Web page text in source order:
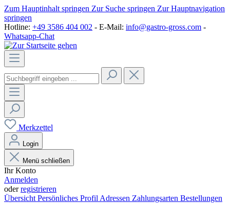
Zum Hauptinhalt springen Zur Suche springen Zur Hauptnavigation
springen
Hotline: +49 3586 404 002 - E-Mail: info@gastro-gross.com -
Whatsapp-Chat
Merkzettel
Login
Menü schließen
Ihr Konto
Anmelden
oderregistrieren
Übersicht Persönliches Profil Adressen Zahlungsarten Bestellungen